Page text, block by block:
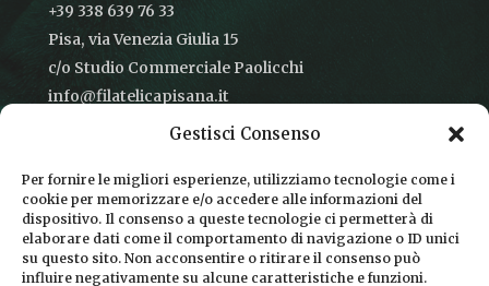
Gestisci Consenso
Per fornire le migliori esperienze, utilizziamo tecnologie come i
cookie per memorizzare e/o accedere alle informazioni del
dispositivo. Il consenso a queste tecnologie ci permetterà di
elaborare dati come il comportamento di navigazione o ID unici
su questo sito. Non acconsentire o ritirare il consenso può
influire negativamente su alcune caratteristiche e funzioni.
+39 338 639 76 33
Pisa, via Venezia Giulia 15
c/o Studio Commerciale Paolicchi
info@filatelicapisana.it
CONDIZIONI DI VENDITA
INFORMATIVA SULLA PRIVACY